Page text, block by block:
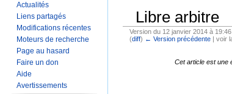
Libre arbitre
Version du 12 janvier 2014 à
(diff) ← Version précédente| voir
Cet article est une
Actualités
Liens partagés
Modifications récentes
Moteurs de recherche
Page au hasard
Faire un don
Aide
Avertissements